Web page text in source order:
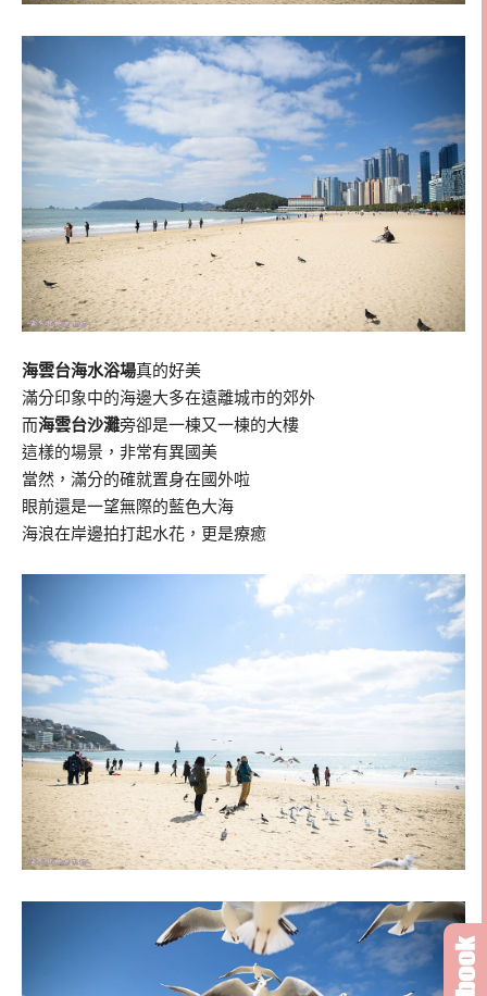
海雲台海水浴場真的好美
滿分印象中的海邊大多在遠離城市的郊外
而海雲台沙灘旁卻是一棟又一棟的大樓
這樣的場景，非常有異國美
當然，滿分的確就置身在國外啦
眼前還是一望無際的藍色大海
海浪在岸邊拍打起水花，更是療癒